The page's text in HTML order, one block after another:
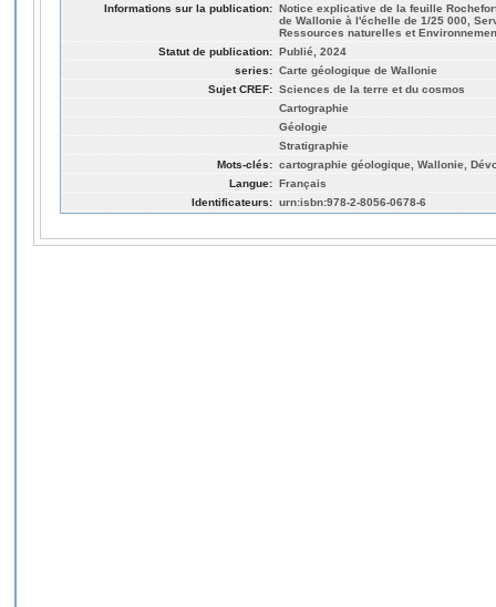
Informations sur la publication: Notice explicative de la feuille
de Wallonie à l'échelle de 1/25 000,
Ressources naturelles et
Statut de publication: Publié, 2024
series: Carte géologique de Wallonie
Sujet CREF: Sciences de la terre et du cosmos
Cartographie
Géologie
Stratigraphie
Mots-clés: cartographie géologique, Wallonie,
Langue: Français
Identificateurs: urn:isbn:978-2-8056-0678-6